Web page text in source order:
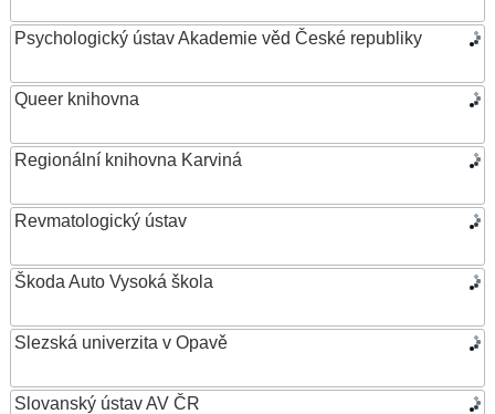
Psychologický ústav Akademie věd České republiky
Queer knihovna
Regionální knihovna Karviná
Revmatologický ústav
Škoda Auto Vysoká škola
Slezská univerzita v Opavě
Slovanský ústav AV ČR